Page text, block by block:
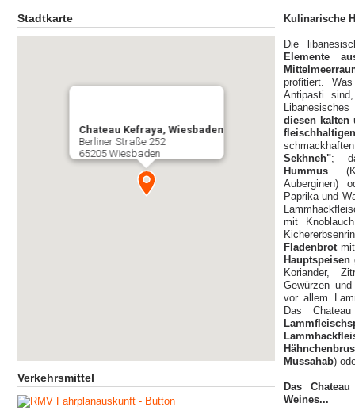
Stadtkarte
Chateau Kefraya, Wiesbaden
Berliner Straße 252
65205 Wiesbaden
Verkehrsmittel
Kulinarische
Die
Elemente
profitiert.
Antipasti
diesen kalten
Sekhneh";
Hummus
Auberginen)
Paprika und
mit
Fladenbrot
Hauptspeisen
Koriander,
Gewürzen
vor allem
Das
Mussahab)
Das
Weines...